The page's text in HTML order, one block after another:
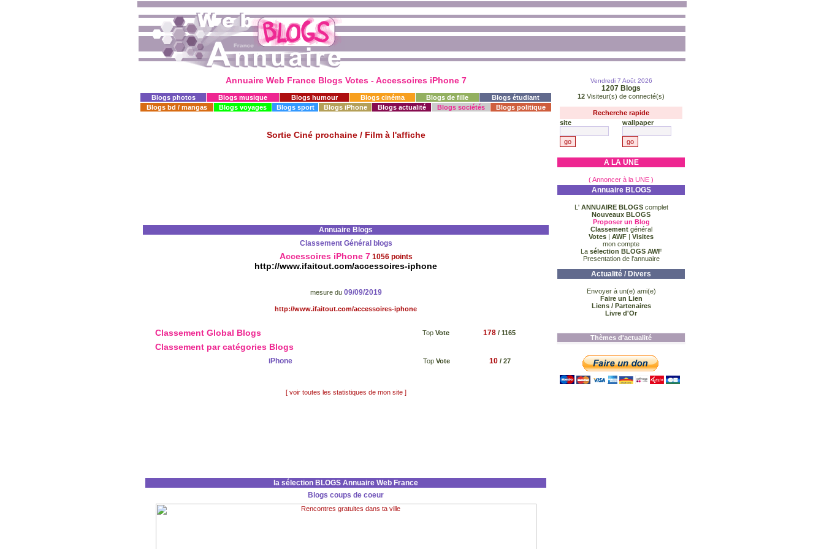
Annuaire Web FranceBlogs Votes - Accessoires iPhone 7
Blogs photos Blogs musique Blogs humour Blogs cinéma Blogs de fille
Blogs étudiant
Blogs bd / mangas
Blogs voyages Blogs sport Blogs iPhone Blogs actualité Blogs sociétés Blogs politique
Sortie Ciné prochaine / Film à l'affiche
Annuaire Blogs
Classement Général blogs
Accessoires iPhone 7 1056 points
http://www.ifaitout.com/accessoires-iphone
mesure du 09/09/2019
http://www.ifaitout.com/accessoires-iphone
Classement Global Blogs Top Vote 178/ 1165
Classement par catégories Blogs
iPhone Top Vote 10/ 27
[ voir toutes les statistiques de mon site ]
la sélection BLOGS Annuaire Web France
Blogs coups de coeur
Vendredi 7 Août 2026
1207 Blogs
12 Visiteur(s) de connecté(s)
Recherche rapide
site
wallpaper
A LA UNE
( Annoncer à la UNE )
Annuaire BLOGS
L' ANNUAIRE BLOGS complet
Nouveaux BLOGS
Proposer un Blog
Classementgénéral
Votes | AWF | Visites
mon compte
Lasélection BLOGS AWF
Presentation de l'annuaire
Actualité / Divers
Envoyer à un(e) ami(e)
Faire un Lien
Liens / Partenaires
Livre d'Or
Thèmes d'actualité